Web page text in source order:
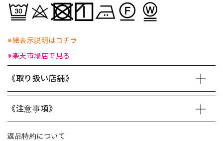
※絵表示説明はコチラ
※楽天市場店で見る
《取り扱い店舗》
《注意事項》
返品特約について